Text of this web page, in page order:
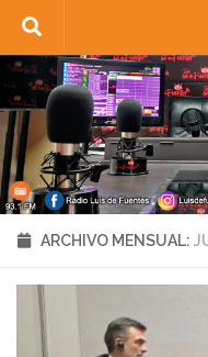
Saltar al contenido
ARCHIVO MENSUAL: